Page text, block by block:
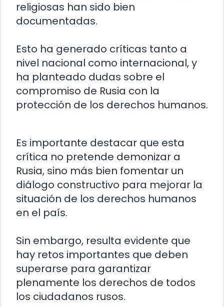
religiosas han sido bien
documentadas.
Esto ha generado críticas tanto a
nivel nacional como internacional, y
ha planteado dudas sobre el
compromiso de Rusia con la
protección de los derechos humanos.
Es importante destacar que esta
crítica no pretende demonizar a
Rusia, sino más bien fomentar un
diálogo constructivo para mejorar la
situación de los derechos humanos
en el país.
Sin embargo, resulta evidente que
hay retos importantes que deben
superarse para garantizar
plenamente los derechos de todos
los ciudadanos rusos.